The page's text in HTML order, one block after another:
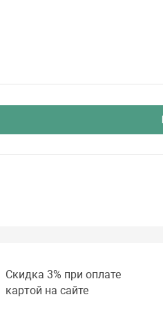
Скидка 3% при оплате
картой на сайте